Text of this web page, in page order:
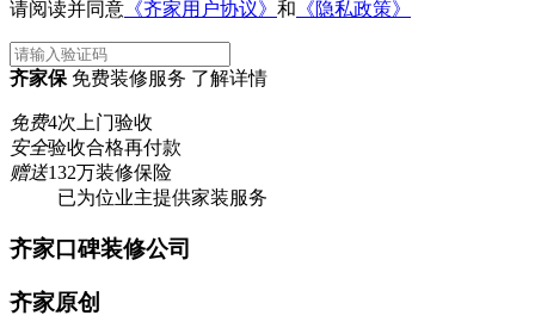
请阅读并同意 《齐家用户协议》 和 《隐私政策》
齐家保 免费装修服务 了解详情
免费4次上门验收
安全验收合格再付款
赠送132万装修保险
已为位业主提供家装服务
齐家口碑装修公司
齐家原创